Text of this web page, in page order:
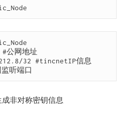
公网地址
32 #tincnetIP信息
听端口
非对称密钥信息